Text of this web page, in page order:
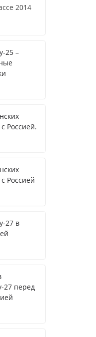
2014
25 –
Россией.
Россией
27 в
27 перед